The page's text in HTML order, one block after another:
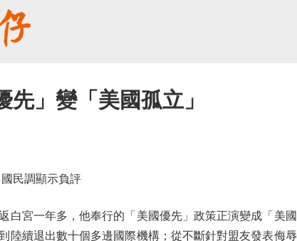
先」變「美國孤立」
民調顯示負評
一年多，他奉行的「美國優先」政策正演變成「美國
陸續退出數十個多邊國際機構；從不斷針對盟友發表侮